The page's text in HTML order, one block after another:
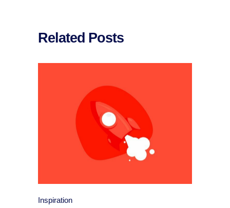
Related Posts
Inspiration